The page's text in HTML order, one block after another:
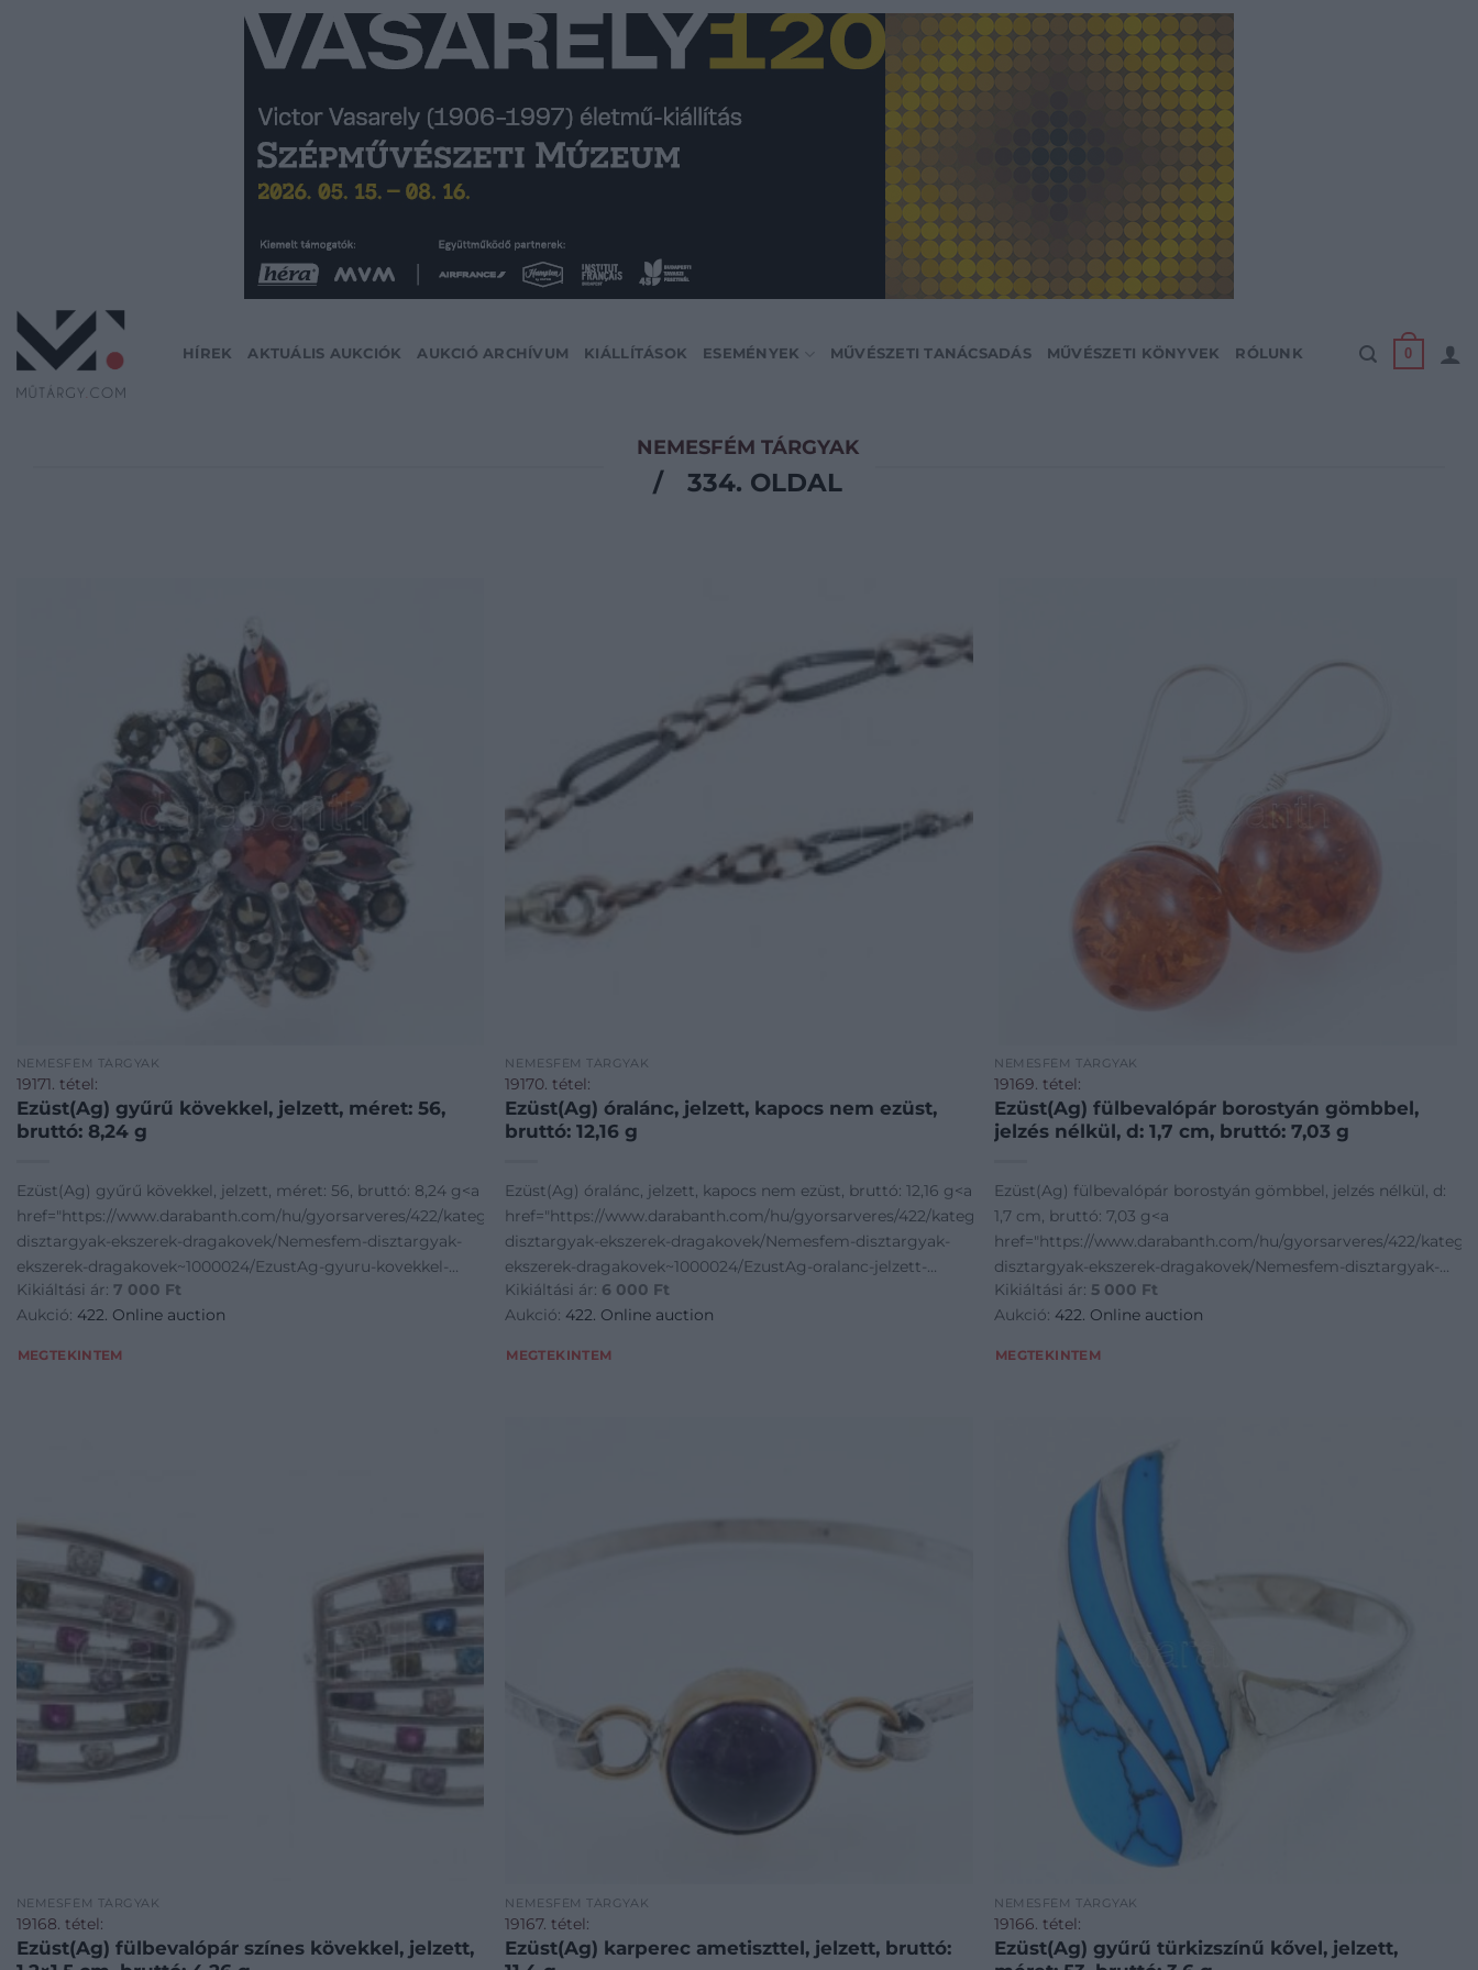
HÍREK AKTUÁLIS AUKCIÓK AUKCIÓ ARCHÍVUM KIÁLLÍTÁSOK ESEMÉNYEK MŰVÉSZETI TANÁCSADÁS MŰVÉSZETI KÖNYVEK RÓLUNK 0
NEMESFÉM TÁRGYAK
/ 334. OLDAL
NEMESFÉM TÁRGYAK
19171. tétel:
Ezüst(Ag) gyűrű kövekkel, jelzett, méret: 56,
bruttó: 8,24 g
Ezüst(Ag) gyűrű kövekkel, jelzett, méret: 56, bruttó: 8,24 g<a
href="https://www.darabanth.com/hu/gyorsarveres/422/kategoriak~Nemesfem-
disztargyak-ekszerek-dragakovek/Nemesfem-disztargyak-
ekszerek-dragakovek~1000024/EzustAg-gyuru-kovekkel-
jelzett-me
Kikiáltási ár: 7 000 Ft
Aukció: 422. Online auction
MEGTEKINTEM
NEMESFÉM TÁRGYAK
19170. tétel:
Ezüst(Ag) óralánc, jelzett, kapocs nem ezüst,
bruttó: 12,16 g
Ezüst(Ag) óralánc, jelzett, kapocs nem ezüst, bruttó: 12,16 g<a
href="https://www.darabanth.com/hu/gyorsarveres/422/kategoriak~Nemesfem-
disztargyak-ekszerek-dragakovek/Nemesfem-disztargyak-
ekszerek-dragakovek~1000024/EzustAg-oralanc-jelzett-
kapocs-n
Kikiáltási ár: 6 000 Ft
Aukció: 422. Online auction
MEGTEKINTEM
NEMESFÉM TÁRGYAK
19169. tétel:
Ezüst(Ag) fülbevalópár borostyán gömbbel,
jelzés nélkül, d: 1,7 cm, bruttó: 7,03 g
Ezüst(Ag) fülbevalópár borostyán gömbbel, jelzés nélkül, d:
1,7 cm, bruttó: 7,03 g<a
href="https://www.darabanth.com/hu/gyorsarveres/422/
disztargyak-ekszerek-dragakovek/Nemesfem-disztargyak-
ekszerek-dragakovek~1000024/EzustAg-ful
Kikiáltási ár: 5 000 Ft
Aukció: 422. Online auction
MEGTEKINTEM
NEMESFÉM TÁRGYAK
19168. tétel:
Ezüst(Ag) fülbevalópár színes kövekkel, jelzett,
NEMESFÉM TÁRGYAK
19167. tétel:
Ezüst(Ag) karperec ametiszttel, jelzett, bruttó:
NEMESFÉM TÁRGYAK
19166. tétel:
Ezüst(Ag) gyűrű türkizszínű kővel, jelzett,